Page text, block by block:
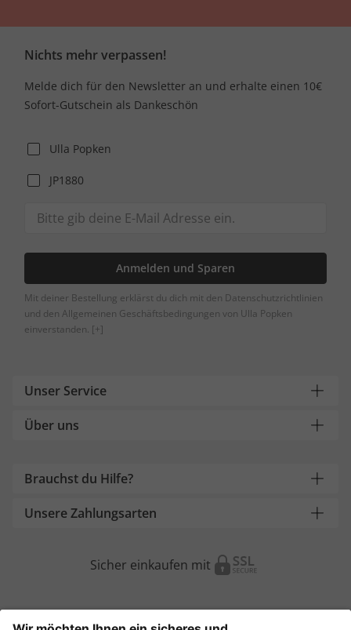
Nichts mehr verpassen!
Melde dich für den Newsletter an und erhalte einen 10€
Sofort-Gutschein als Dankeschön
Ulla Popken
JP1880
Anmelden und Sparen
Mit deiner Bestellung erklärst du dich mit den Datenschutzrichtlinien
und den Allgemeinen Geschäftsbedingungen von Ulla Popken
einverstanden. [+]
Unser Service
Über uns
Brauchst du Hilfe?
Unsere Zahlungsarten
Sicher einkaufen mit
Weitere Onlineshops